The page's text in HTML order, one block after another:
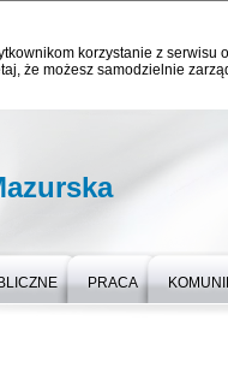
korzystanie z
że możesz samodzielnie
PRACA